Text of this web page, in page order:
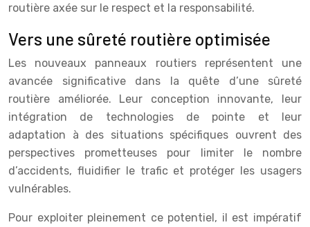
routière axée sur le respect et la responsabilité.
Vers une sûreté routière optimisée
Les nouveaux panneaux routiers représentent une
avancée significative dans la quête d’une sûreté
routière améliorée. Leur conception innovante, leur
intégration de technologies de pointe et leur
adaptation à des situations spécifiques ouvrent des
perspectives prometteuses pour limiter le nombre
d’accidents, fluidifier le trafic et protéger les usagers
vulnérables.
Pour exploiter pleinement ce potentiel, il est impératif